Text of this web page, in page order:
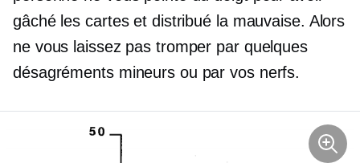
gâché les cartes et distribué la mauvaise. Alors
ne vous laissez pas tromper par quelques
désagréments mineurs ou par vos nerfs.